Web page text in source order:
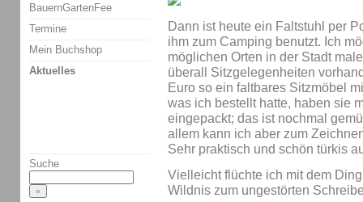
Dann ist heute ein Faltstuhl per
ihm zum Camping benutzt. Ich
möglichen Orten in der Stadt
überall Sitzgelegenheiten
Euro so ein faltbares Sitzmöbel
was ich bestellt hatte, haben sie
eingepackt; das ist nochmal
allem kann ich aber zum
Sehr praktisch und schön türkis
Vielleicht flüchte ich mit dem
Wildnis zum ungestörten
BauernGartenFee
Termine
Mein Buchshop
Aktuelles
Suche